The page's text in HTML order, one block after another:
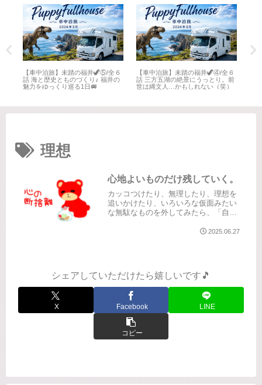
【車中泊旅】未踏の福井🦖⑤/全６
話 海と歴史とものづくり♪ 福井の
魅力をゆっくり巡る1日🚐
【車中泊旅】未踏の福井🦖④/全６
話 三方五湖の絶景にうっとり。前
世は縄文人…かもしれない（笑）
理想
心地よいものだけ残していく。
カッコつけたり、無理したり、理想を
追いかけたり、いろいろな仮面みたい
な無駄なものを外してみたら、「自分
付いて、そのまま抗わずに時間の流れ
2025.06.27
シェアしていただけたら嬉しいです🎵
X Facebook LINE
コピー